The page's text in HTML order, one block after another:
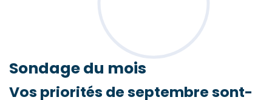
Sondagedu mois
Vos priorités de septembre sont-